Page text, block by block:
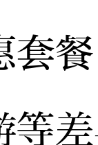
套
等